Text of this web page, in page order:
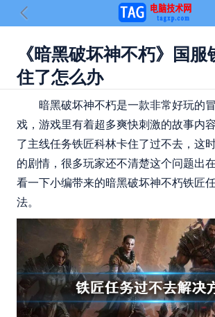
《暗黑破坏神不朽》国
住了怎么办
暗黑破坏神不朽是一款非常好玩的
戏，游戏里有着超多爽快刺激的故事内
了主线任务铁匠科林卡住了过不去，这
的剧情，很多玩家还不清楚这个问题出
看一下小编带来的暗黑破坏神不朽铁匠
法。